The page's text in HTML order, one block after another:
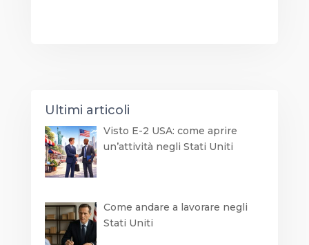
Ultimi articoli
Visto E-2 USA: come aprire
un’attività negli Stati Uniti
Come andare a lavorare negli
Stati Uniti